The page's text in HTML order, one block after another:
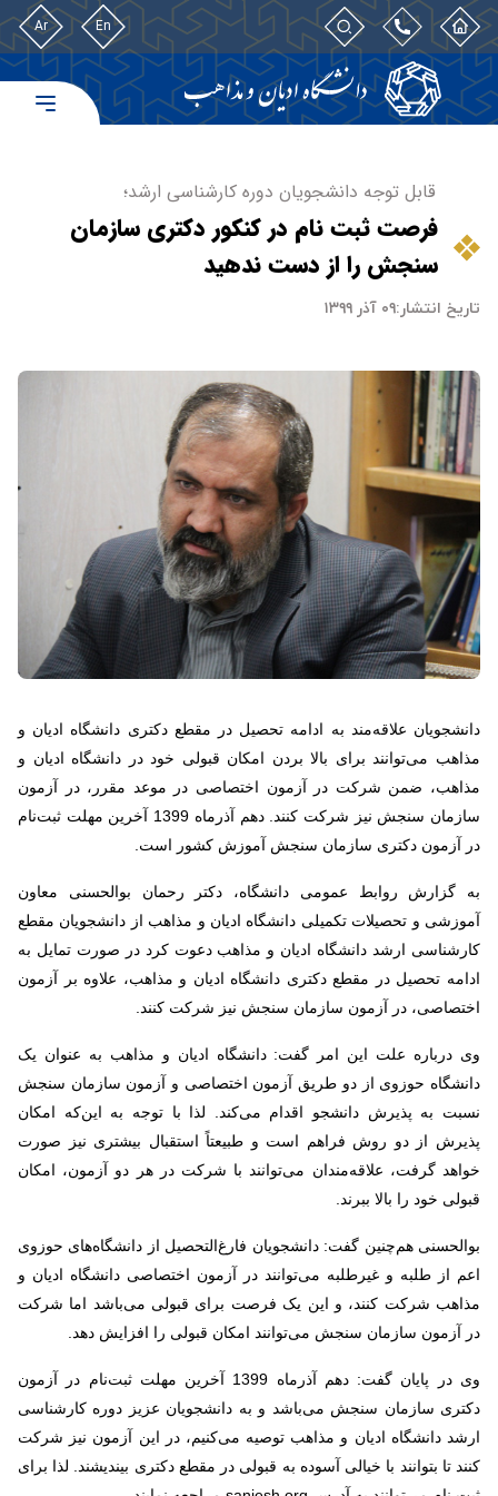
En
Ar
قابل توجه دانشجویان دوره کارشناسی ارشد؛
فرصت ثبت نام در کنکور دکتری سازمان
سنجش را از دست ندهید
تاریخ انتشار:۰۹ آذر ۱۳۹۹
دانشجویان علاقه‌مند به ادامه تحصیل در مقطع دکتری دانشگاه ادیان و
مذاهب می‌توانند برای بالا بردن امکان قبولی خود در دانشگاه ادیان و
مذاهب، ضمن شرکت در آزمون اختصاصی در موعد مقرر، در آزمون
سازمان سنجش نیز شرکت کنند. دهم آذرماه 1399 آخرین مهلت ثبت‌نام
در آزمون دکتری سازمان سنجش آموزش کشور است.
به گزارش روابط عمومی دانشگاه، دکتر رحمان بوالحسنی معاون
آموزشی و تحصیلات تکمیلی دانشگاه ادیان و مذاهب از دانشجویان مقطع
کارشناسی ارشد دانشگاه ادیان و مذاهب دعوت کرد در صورت تمایل به
ادامه تحصیل در مقطع دکتری دانشگاه ادیان و مذاهب، علاوه بر آزمون
اختصاصی، در آزمون سازمان سنجش نیز شرکت کنند.
وی درباره علت این امر گفت: دانشگاه ادیان و مذاهب به عنوان یک
دانشگاه حوزوی از دو طریق آزمون اختصاصی و آزمون سازمان سنجش
نسبت به پذیرش دانشجو اقدام می‌کند. لذا با توجه به این‌که امکان
پذیرش از دو روش فراهم است و طبیعتاً استقبال بیشتری نیز صورت
خواهد گرفت، علاقه‌مندان می‌توانند با شرکت در هر دو آزمون، امکان
قبولی خود را بالا ببرند.
بوالحسنی هم‌چنین گفت: دانشجویان فارغ‌التحصیل از دانشگاه‌های حوزوی
اعم از طلبه و غیرطلبه می‌توانند در آزمون اختصاصی دانشگاه ادیان و
مذاهب شرکت کنند، و این یک فرصت برای قبولی می‌باشد اما شرکت
در آزمون سازمان سنجش می‌توانند امکان قبولی را افزایش دهد.
وی در پایان گفت: دهم آذرماه 1399 آخرین مهلت ثبت‌نام در آزمون
دکتری سازمان سنجش می‌باشد و به دانشجویان عزیز دوره کارشناسی
ارشد دانشگاه ادیان و مذاهب توصیه می‌کنیم، در این آزمون نیز شرکت
کنند تا بتوانند با خیالی آسوده به قبولی در مقطع دکتری بیندیشند. لذا برای